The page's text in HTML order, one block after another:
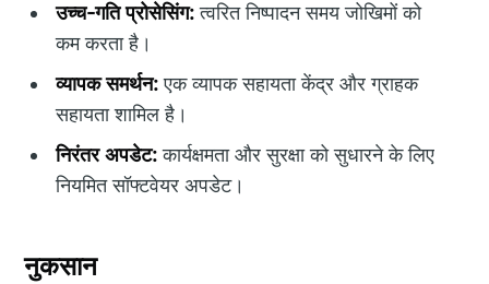
उच्च-गति प्रोसेसिंग:त्वरित निष्पादन समय जोखिमों को
कम करता है।
व्यापक समर्थन:एक व्यापक सहायता केंद्र और ग्राहक
सहायता शामिल है।
निरंतर अपडेट:कार्यक्षमता और सुरक्षा को सुधारने के लिए
नियमित सॉफ्टवेयर अपडेट।
नुकसान